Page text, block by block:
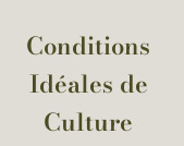
Conditions
Idéales de
Culture